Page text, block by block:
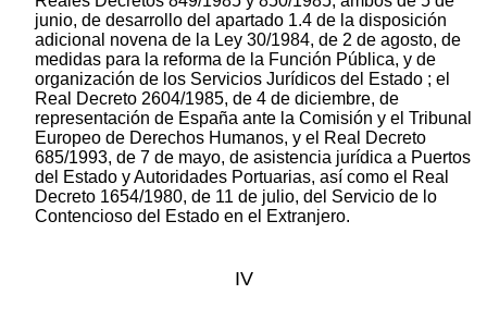
junio, de desarrollo del apartado 1.4 de la disposición
adicional novena de la Ley 30/1984, de 2 de agosto, de
medidas para la reforma de la Función Pública, y de
organización de los Servicios Jurídicos del Estado ; el
Real Decreto 2604/1985, de 4 de diciembre, de
representación de España ante la Comisión y el Tribunal
Europeo de Derechos Humanos, y el Real Decreto
685/1993, de 7 de mayo, de asistencia jurídica a Puertos
del Estado y Autoridades Portuarias, así como el Real
Decreto 1654/1980, de 11 de julio, del Servicio de lo
Contencioso del Estado en el Extranjero.
IV